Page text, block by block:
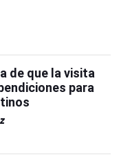
de que la visita
para